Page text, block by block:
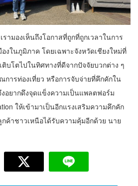
รามองเห็นถึงโอกาสที่ถูกที่ถูกเวลาในการ
งในภูมิภาค โดยเฉพาะจังหวัดเชียงใหม่ที่
บโตไปในทิศทางที่ดีจากปัจจัยบวกต่าง ๆ
ารท่องเที่ยว หรือการจับจ่ายที่คึกคักใน
อยากดึงจุดแข็งความเป็นแพลตฟอร์ม
ให้เข้ามาเป็นอีกแรงเสริมความคึกคัก
ค้าชาวเหนือได้รับความคุ้มอีกด้วย นาย